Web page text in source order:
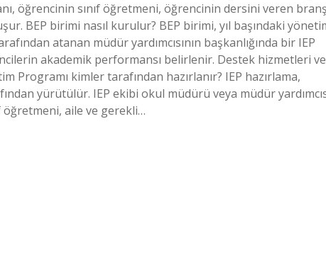
öğrencinin sınıf öğretmeni, öğrencinin dersini veren branş
BEP birimi nasıl kurulur? BEP birimi, yıl başındaki
atanan müdür yardımcısının başkanlığında bir IEP
akademik performansı belirlenir. Destek hizmetleri ve
kimler tarafından hazırlanır? IEP hazırlama,
yürütülür. IEP ekibi okul müdürü veya müdür
öğretmeni, aile ve gerekli…